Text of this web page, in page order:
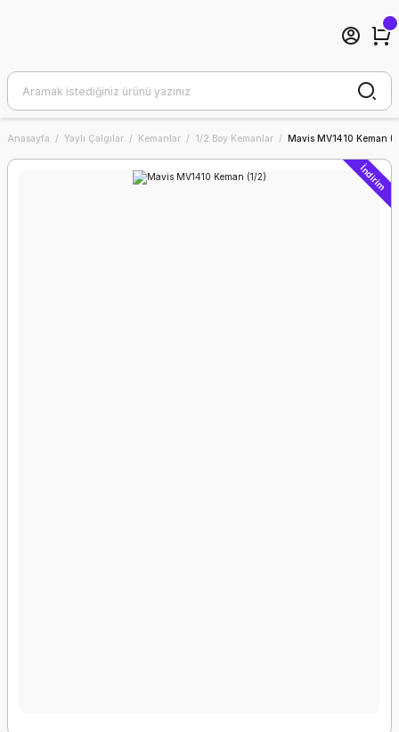
Anasayfa Yaylı Çalgılar Kemanlar 1/2 Boy Kemanlar Mavis MV1410 Keman
İndirim